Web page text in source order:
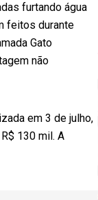
furtando água
feitos durante
Gato
não
em 3 de julho,
130 mil. A